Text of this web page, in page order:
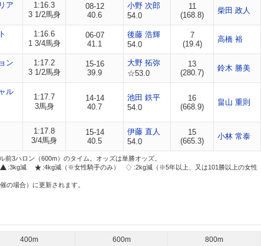
ア
1:16.3
3 1/2馬身
08-12
40.6
小野 次郎
54.0
11
(168.8)
柴田 政人
1:16.6
1 3/4馬身
06-07
41.1
後藤 浩輝
54.0
7
(19.4)
高橋 裕
ン
1:17.2
3 1/2馬身
15-16
39.9
大野 拓弥
☆53.0
13
(280.7)
鈴木 勝美
ル
1:17.7
3馬身
14-14
40.7
池田 鉄平
54.0
16
(668.9)
畠山 重則
1:17.8
3/4馬身
15-14
40.5
伊藤 直人
54.0
15
(665.3)
小林 常泰
3ハロン（600m）のタイム。オッズは単勝オッズ。
:3kg減 :4kg減（※女性騎手のみ）
:2kg減（※5年以上、又は101勝以上の女性
の場合）に更新されます。
400m 600m 800m